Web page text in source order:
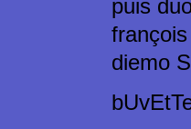
puis
diemo